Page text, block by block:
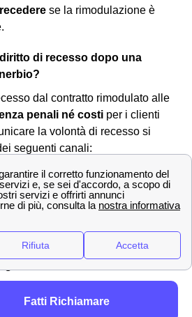
se la rimodulazione è
di recesso dopo una
dal contratto rimodulato alle
penali né costi per i clienti
la volontà di recesso si
seguenti canali:
[email protected]
A/R a:Wind Tre S.p.A. CD
Baggio, Casella Postale
(MI)
a Manerbio
Treè già avvenuta
Fatti Richiamare